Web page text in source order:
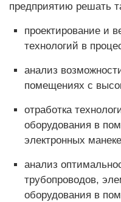
предприятию решать
проектирование и
технологий в
анализ
помещениях с
отработка
оборудования в
электронных
анализ
трубопроводов,
оборудования в